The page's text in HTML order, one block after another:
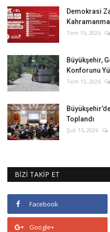
Demokrasi
Tem 15, 2026
Büyükşehir,
Konforunu
Tem 15, 2026
Toplandı
Şub 15, 2026
BİZİ TAKİP ET
Facebook
Google+